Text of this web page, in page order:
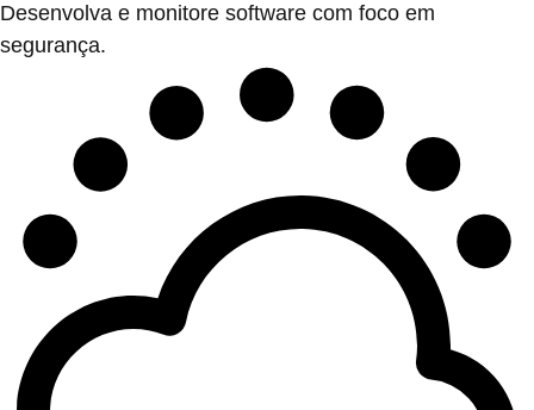
Desenvolva e monitore software com foco em
segurança.